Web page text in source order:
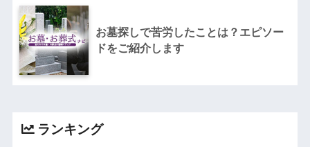
お墓探しで苦労したことは？エピソー
ドをご紹介します
ランキング